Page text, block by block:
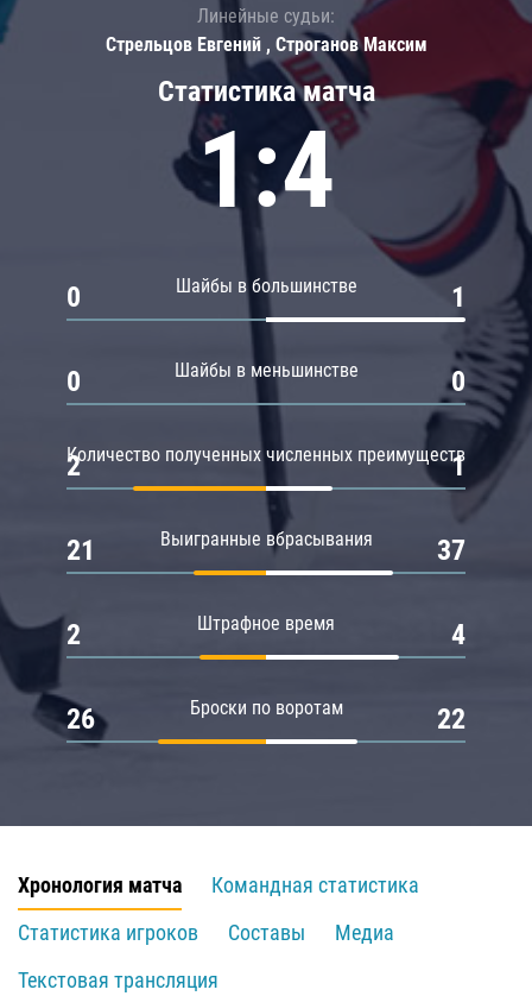
Статистика матча
1:4
Шайбы в большинстве
0 1
Шайбы в меньшинстве
0 0
Количество полученных численных преимуществ
2 1
Выигранные вбрасывания
21 37
Штрафное время
2 4
Броски по воротам
26 22
Линейные судьи:
Стрельцов Евгений , Строганов Максим
Хронология матча
Командная статистика
Статистика игроков
Составы
Медиа
Текстовая трансляция